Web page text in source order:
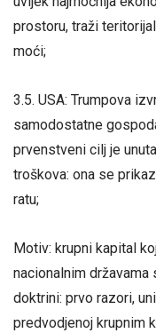
prostoru, traži
moći;
3.5. USA: Trumpova
samodostatne
prvenstveni cilj je
troškova: ona se
ratu;
Motiv: krupni kapital
nacionalnim
doktrini: prvo razori,
predvodjenoj krupnim